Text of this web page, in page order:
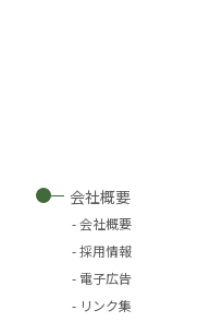
会社概要
会社概要
採用情報
電子広告
リンク集